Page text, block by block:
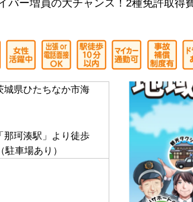
ループ｠
ー増員の大チャンス！2種免許取得
県ひたちなか市海
珂湊駅」より徒歩
車場あり）